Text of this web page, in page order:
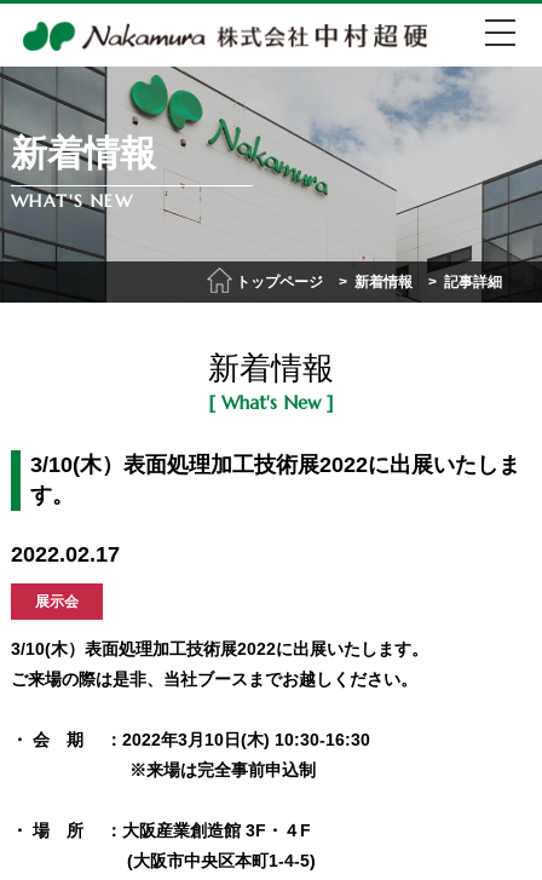
072-274-0007
会社紹介
新着情報
WHAT'S NEW
トップページ 新着情報 記事詳細
新着情報
[ What's New ]
3/10(木）表面処理加工技術展2022に出展いたしま
す。
2022.02.17
展示会
3/10(木）表面処理加工技術展2022に出展いたします。
ご来場の際は是非、当社ブースまでお越しください。
・ 会 期 ：2022年3月10日(木) 10:30-16:30
※来場は完全事前申込制
・ 場 所 ：大阪産業創造館 3F・４F
(大阪市中央区本町1-4-5)